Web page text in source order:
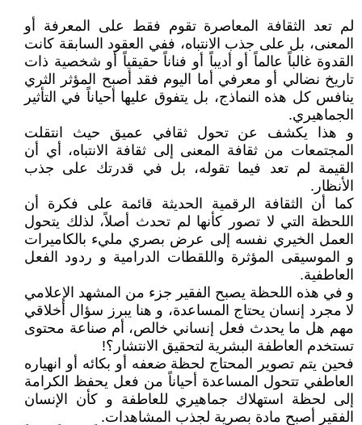
لم تعد الثقافة المعاصرة تقوم فقط على المعرفة أو
المعنى، بل على جذب الانتباه، ففي العقود السابقة كانت
القدوة غالباً عالماً أو أديباً أو فناناً حقيقياً أو شخصية ذات
تاريخ نضالي أو معرفي أما اليوم فقد أصبح المؤثر الثري
ينافس كل هذه النماذج، بل يتفوق عليها أحياناً في التأثير
الجماهيري.
و هذا يكشف عن تحول ثقافي عميق حيث انتقلت
المجتمعات من ثقافة المعنى إلى ثقافة الانتباه، أي أن
القيمة لم تعد فيما تقوله، بل في قدرتك على جذب
الأنظار.
كما أن الثقافة الرقمية الحديثة قائمة على فكرة أن
اللحظة التي لا تصور كأنها لم تحدث أصلاً، لذلك يتحول
العمل الخيري نفسه إلى عرض بصري مليء بالكاميرات
و الموسيقى المؤثرة واللقطات الدرامية و ردود الفعل
العاطفية.
و في هذه اللحظة يصبح الفقير جزء من المشهد الإعلامي
لا مجرد إنسان يحتاج المساعدة، و هنا يبرز سؤال أخلاقي
مهم هل ما يحدث فعل إنساني خالص، أم صناعة محتوى
تستخدم العاطفة البشرية لتحقيق الانتشار؟!
فحين يتم تصوير المحتاج لحظة ضعفه أو بكائه أو انهياره
العاطفي تتحول المساعدة أحياناً من فعل يحفظ الكرامة
إلى لحظة استهلاك جماهيري للعاطفة و كأن الإنسان
الفقير أصبح مادة بصرية لجذب المشاهدات.